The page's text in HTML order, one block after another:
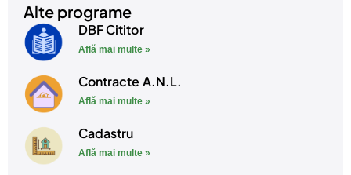
Alte programe
DBF Cititor
Află mai multe »
Contracte A.N.L.
Află mai multe »
Cadastru
Află mai multe »